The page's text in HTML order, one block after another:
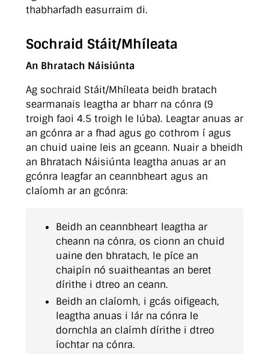
thabharfadh easurraim di.
Sochraid Stáit/Mhíleata
An Bhratach Náisiúnta
Ag sochraid Stáit/Mhíleata beidh bratach
searmanais leagtha ar bharr na cónra (9
troigh faoi 4.5 troigh le lúba). Leagtar anuas ar
an gcónra ar a fhad agus go cothrom í agus
an chuid uaine leis an gceann. Nuair a bheidh
an Bhratach Náisiúnta leagtha anuas ar an
gcónra leagfar an ceannbheart agus an
claíomh ar an gcónra:
Beidh an ceannbheart leagtha ar
cheann na cónra, os cionn an chuid
uaine den bhratach, le píce an
chaipín nó suaitheantas an beret
dírithe i dtreo an ceann.
Beidh an claíomh, i gcás oifigeach,
leagtha anuas i lár na cónra le
dornchla an claímh dírithe i dtreo
íochtar na cónra.